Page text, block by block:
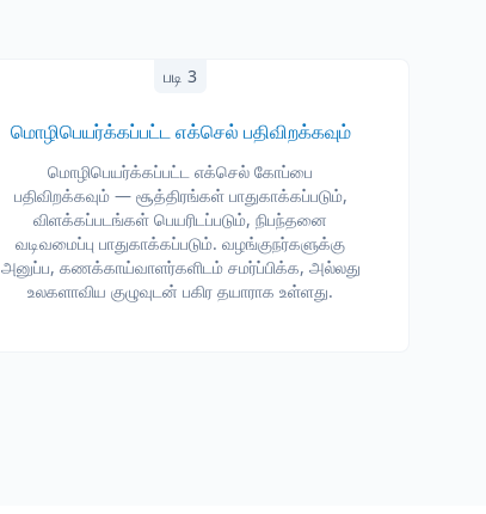
படி 3
மொழிபெயர்க்கப்பட்ட எக்செல் பதிவிறக்கவும்
மொழிபெயர்க்கப்பட்ட எக்செல் கோப்பை
பதிவிறக்கவும் — சூத்திரங்கள் பாதுகாக்கப்படும்,
விளக்கப்படங்கள் பெயரிடப்படும், நிபந்தனை
வடிவமைப்பு பாதுகாக்கப்படும். வழங்குநர்களுக்கு
அனுப்ப, கணக்காய்வாளர்களிடம் சமர்ப்பிக்க, அல்லது
உலகளாவிய குழுவுடன் பகிர தயாராக உள்ளது.